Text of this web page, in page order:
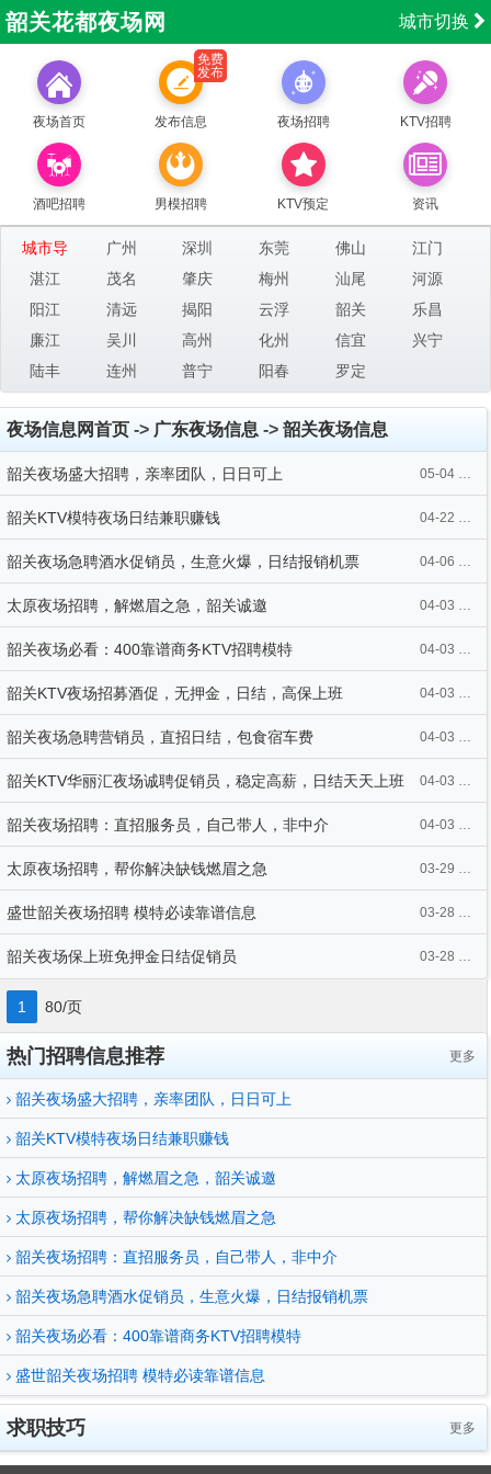
城市切换
韶关花都夜场网
夜场首页
免费
发布
发布信息 夜场招聘 KTV招聘
酒吧招聘 男模招聘 KTV预定 资讯
城市导
航：
广州 深圳 东莞 佛山
江门
湛江
茂名 肇庆 梅州 汕尾
河源
阳江
清远 揭阳 云浮 韶关
乐昌
廉江
吴川 高州 化州 信宜
兴宁
陆丰
连州 普宁 阳春 罗定
夜场信息网首页 -> 广东夜场信息 -> 韶关夜场信息
韶关夜场盛大招聘，亲率团队，日日可上 05-04 09:29
韶关KTV模特夜场日结兼职赚钱 04-22 11:57
韶关夜场急聘酒水促销员，生意火爆，日结报销机票 04-06 23:57
太原夜场招聘，解燃眉之急，韶关诚邀 04-03 22:39
韶关夜场必看：400靠谱商务KTV招聘模特 04-03 20:17
韶关KTV夜场招募酒促，无押金，日结，高保上班 04-03 20:16
韶关夜场急聘营销员，直招日结，包食宿车费 04-03 20:03
韶关KTV华丽汇夜场诚聘促销员，稳定高薪，日结天天上班 04-03 20:03
韶关夜场招聘：直招服务员，自己带人，非中介 04-03 20:03
太原夜场招聘，帮你解决缺钱燃眉之急 03-29 02:14
盛世韶关夜场招聘 模特必读靠谱信息 03-28 22:03
韶关夜场保上班免押金日结促销员 03-28 22:03
1 80/页
更多
热门招聘信息推荐
韶关夜场盛大招聘，亲率团队，日日可上
韶关KTV模特夜场日结兼职赚钱
太原夜场招聘，解燃眉之急，韶关诚邀
太原夜场招聘，帮你解决缺钱燃眉之急
韶关夜场招聘：直招服务员，自己带人，非中介
韶关夜场急聘酒水促销员，生意火爆，日结报销机票
韶关夜场必看：400靠谱商务KTV招聘模特
盛世韶关夜场招聘 模特必读靠谱信息
更多
求职技巧